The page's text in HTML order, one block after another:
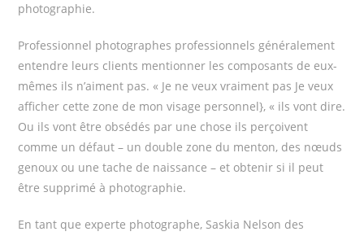
photographie.
Professionnel photographes professionnels généralement
entendre leurs clients mentionner les composants de eux-
mêmes ils n’aiment pas. « Je ne veux vraiment pas Je veux
afficher cette zone de mon visage personnel}, « ils vont dire.
Ou ils vont être obsédés par une chose ils perçoivent
comme un défaut – un double zone du menton, des nœuds
genoux ou une tache de naissance – et obtenir si il peut
être supprimé à photographie.
En tant que experte photographe, Saskia Nelson des